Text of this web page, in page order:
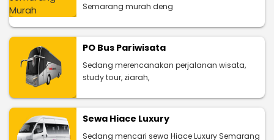
Semarang murah deng
PO Bus Pariwisata
Sedang merencanakan perjalanan wisata,
study tour, ziarah,
Sewa Hiace Luxury
Sedang mencari sewa Hiace Luxury Semarang